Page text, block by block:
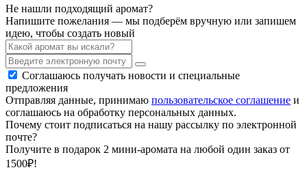
Не нашли подходящий аромат?
Напишите пожелания — мы подберём вручную или запишем
идею, чтобы создать новый
Соглашаюсь получать новости и специальные
предложения
Отправляя данные, принимаю пользовательское соглашение и
соглашаюсь на обработку персональных данных.
Почему стоит подписаться на нашу рассылку по электронной
почте?
Получите в подарок 2 мини-аромата на любой один заказ от
1500₽!